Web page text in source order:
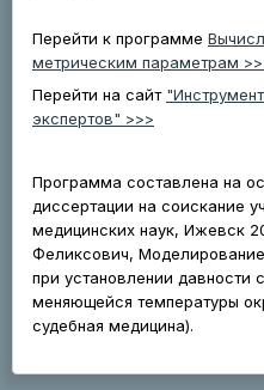
Перейти к программе
метрическим параметрам
Перейти на сайт
экспертов" >>>
Программа составлена на
диссертации на соискание
медицинских наук, Ижевск
Феликсович,
при установлении давности
меняющейся температуры
судебная медицина).